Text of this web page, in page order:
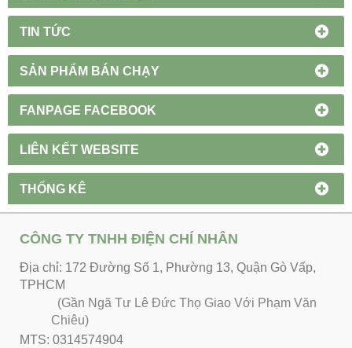
TIN TỨC
SẢN PHẨM BÁN CHẠY
FANPAGE FACEBOOK
LIÊN KẾT WEBSITE
THỐNG KÊ
CÔNG TY TNHH ĐIỆN CHÍ NHÂN
Địa chỉ: 172 Đường Số 1, Phường 13, Quận Gò Vấp,
TPHCM
(Gần Ngã Tư Lê Đức Thọ Giao Với Phạm Văn
Chiêu)
MTS: 0314574904